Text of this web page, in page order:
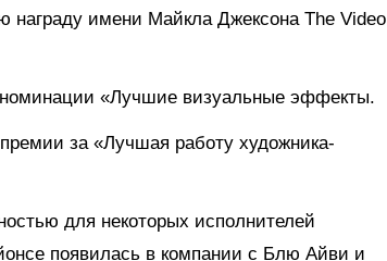
награду имени Майкла Джексона The Video
«Лучшие визуальные эффекты.
за «Лучшая работу художника-
для некоторых исполнителей
появилась в компании с Блю Айви и